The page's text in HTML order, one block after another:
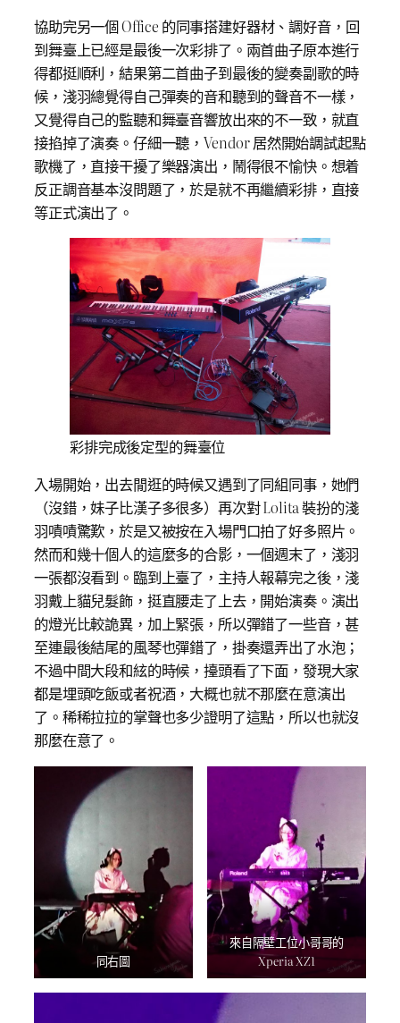
協助完另一個 Office 的同事搭建好器材、調好音，回
到舞臺上已經是最後一次彩排了。兩首曲子原本進行
得都挺順利，結果第二首曲子到最後的變奏副歌的時
候，淺羽總覺得自己彈奏的音和聽到的聲音不一樣，
又覺得自己的監聽和舞臺音響放出來的不一致，就直
接掐掉了演奏。仔細一聽，Vendor 居然開始調試起點
歌機了，直接干擾了樂器演出，鬧得很不愉快。想着
反正調音基本沒問題了，於是就不再繼續彩排，直接
等正式演出了。
彩排完成後定型的舞臺位
入場開始，出去閒逛的時候又遇到了同組同事，她們
（沒錯，妹子比漢子多很多）再次對 Lolita 裝扮的淺
羽嘖嘖驚歎，於是又被按在入場門口拍了好多照片。
然而和幾十個人的這麼多的合影，一個週末了，淺羽
一張都沒看到。臨到上臺了，主持人報幕完之後，淺
羽戴上貓兒髮飾，挺直腰走了上去，開始演奏。演出
的燈光比較詭異，加上緊張，所以彈錯了一些音，甚
至連最後結尾的風琴也彈錯了，掛奏還弄出了水泡；
不過中間大段和絃的時候，擡頭看了下面，發現大家
都是埋頭吃飯或者祝酒，大概也就不那麼在意演出
了。稀稀拉拉的掌聲也多少證明了這點，所以也就沒
那麼在意了。
同右圖
來自隔壁工位小哥哥的
Xperia XZ1